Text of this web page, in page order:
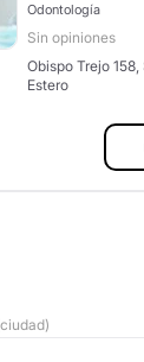
Odontología
Sin opiniones
Obispo Trejo
Estero